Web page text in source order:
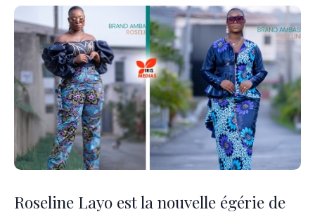
Roseline Layo est la nouvelle égérie de